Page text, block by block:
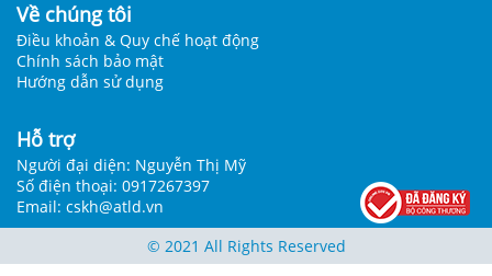
Về chúng tôi
Điều khoản & Quy chế hoạt động
Chính sách bảo mật
Hướng dẫn sử dụng
Hỗ trợ
Người đại diện: Nguyễn Thị Mỹ
Số điện thoại: 0917267397
Email: cskh@atld.vn
© 2021 All Rights Reserved